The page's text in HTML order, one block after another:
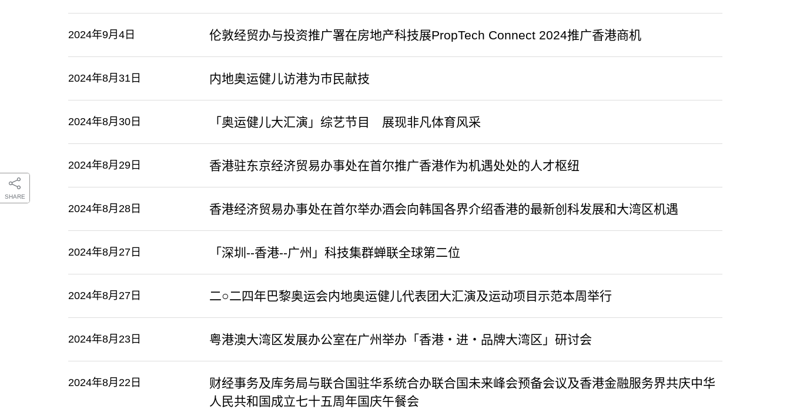
SHARE
2024年9月4日 伦敦经贸办与投资推广署在房地产科技展PropTech Connect 2024推广香港商机
2024年8月31日 内地奥运健儿访港为巿民献技
2024年8月30日 「奥运健儿大汇演」综艺节目 展现非凡体育风采
2024年8月29日 香港驻东京经济贸易办事处在首尔推广香港作为机遇处处的人才枢纽
2024年8月28日 香港经济贸易办事处在首尔举办酒会向韩国各界介绍香港的最新创科发展和大湾区机遇
2024年8月27日 「深圳--香港--广州」科技集群蝉联全球第二位
2024年8月27日 二○二四年巴黎奥运会内地奥运健儿代表团大汇演及运动项目示范本周举行
2024年8月23日 粤港澳大湾区发展办公室在广州举办「香港‧进‧品牌大湾区」研讨会
2024年8月22日
财经事务及库务局与联合国驻华系统合办联合国未来峰会预备会议及香港金融服务界共庆中华
人民共和国成立七十五周年国庆午餐会